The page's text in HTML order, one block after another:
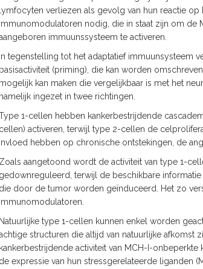
lymfocyten verliezen als gevolg van hun reactie
immunomodulatoren nodig, die in staat zijn om de
immuunssysteem te activeren.
In tegenstelling tot het adaptatief immuunsysteem
basisactiviteit (priming), die kan worden
mogelijk kan maken die vergelijkbaar is met het
namelijk ingezet in twee richtingen.
1-cellen hebben kankerbestrijdende
cellen) activeren, terwijl type 2-cellen de
invloed hebben op chronische ontstekingen, de
Zoals aangetoond wordt de activiteit van type 1-
gedownreguleerd, terwijl de beschikbare
die door de tumor worden geïnduceerd. Het zo
immunomodulatoren.
Natuurlijke type 1-cellen kunnen enkel worden
structuren die altijd van natuurlijke afkomst
kankerbestrijdende activiteit van MCH-I-
de expressie van hun stressgerelateerde liganden